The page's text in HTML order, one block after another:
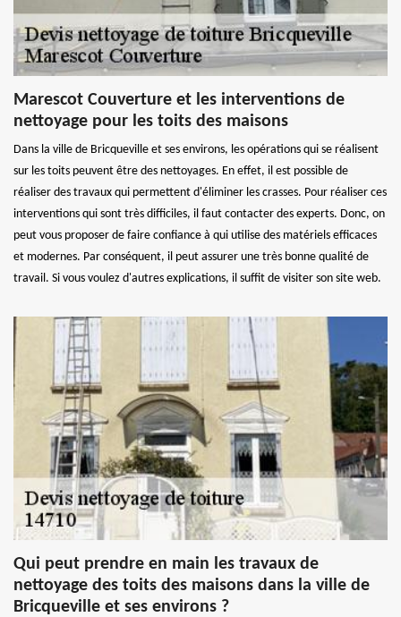
Marescot Couverture et les interventions de
nettoyage pour les toits des maisons
Dans la ville de Bricqueville et ses environs, les opérations qui se réalisent
sur les toits peuvent être des nettoyages. En effet, il est possible de
réaliser des travaux qui permettent d'éliminer les crasses. Pour réaliser ces
interventions qui sont très difficiles, il faut contacter des experts. Donc, on
peut vous proposer de faire confiance à qui utilise des matériels efficaces
et modernes. Par conséquent, il peut assurer une très bonne qualité de
travail. Si vous voulez d'autres explications, il suffit de visiter son site web.
Qui peut prendre en main les travaux de
nettoyage des toits des maisons dans la ville de
Bricqueville et ses environs ?